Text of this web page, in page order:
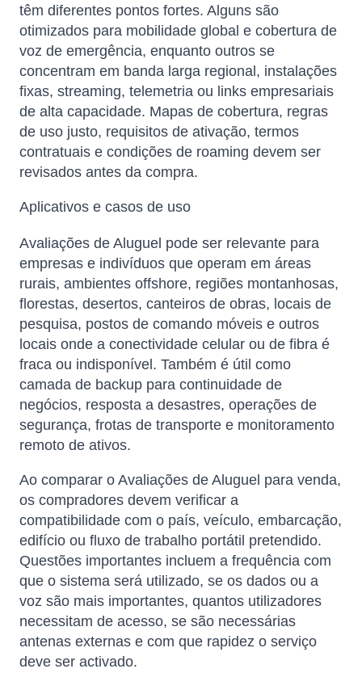
têm diferentes pontos fortes. Alguns são
otimizados para mobilidade global e cobertura de
voz de emergência, enquanto outros se
concentram em banda larga regional, instalações
fixas, streaming, telemetria ou links empresariais
de alta capacidade. Mapas de cobertura, regras
de uso justo, requisitos de ativação, termos
contratuais e condições de roaming devem ser
revisados ​​antes da compra.
Aplicativos e casos de uso
Avaliações de Aluguel pode ser relevante para
empresas e indivíduos que operam em áreas
rurais, ambientes offshore, regiões montanhosas,
florestas, desertos, canteiros de obras, locais de
pesquisa, postos de comando móveis e outros
locais onde a conectividade celular ou de fibra é
fraca ou indisponível. Também é útil como
camada de backup para continuidade de
negócios, resposta a desastres, operações de
segurança, frotas de transporte e monitoramento
remoto de ativos.
Ao comparar o Avaliações de Aluguel para venda,
os compradores devem verificar a
compatibilidade com o país, veículo, embarcação,
edifício ou fluxo de trabalho portátil pretendido.
Questões importantes incluem a frequência com
que o sistema será utilizado, se os dados ou a
voz são mais importantes, quantos utilizadores
necessitam de acesso, se são necessárias
antenas externas e com que rapidez o serviço
deve ser activado.